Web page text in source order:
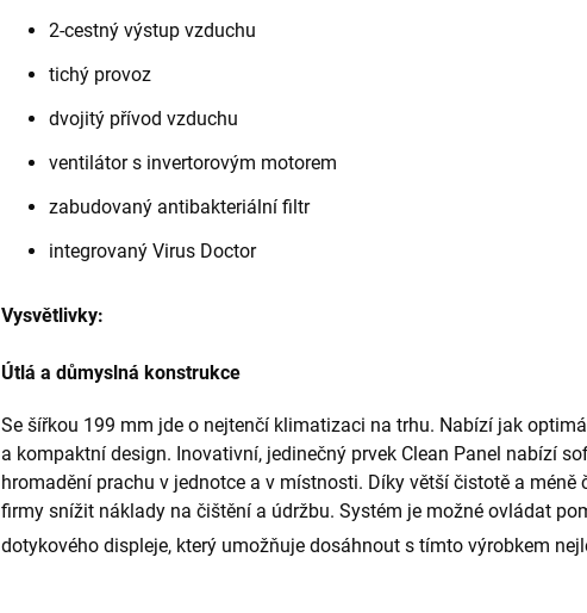
2-cestný výstup vzduchu
tichý provoz
dvojitý přívod vzduchu
ventilátor s invertorovým motorem
zabudovaný antibakteriální filtr
integrovaný Virus Doctor
Vysvětlivky:
Útlá a důmyslná konstrukce
Se šířkou 199 mm jde o nejtenčí klimatizaci na trhu. Nabízí jak
a kompaktní design. Inovativní, jedinečný prvek Clean Panel nabízí
hromadění prachu v jednotce a v místnosti. Díky větší čistotě a
firmy snížit náklady na čištění a údržbu. Systém je možné ovládat
dotykového displeje, který umožňuje dosáhnout s tímto výrobkem